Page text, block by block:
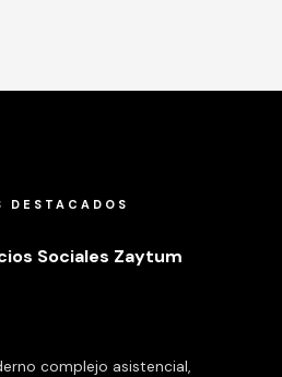
DESTACADOS
Sociales Zaytum
complejo asistencial,